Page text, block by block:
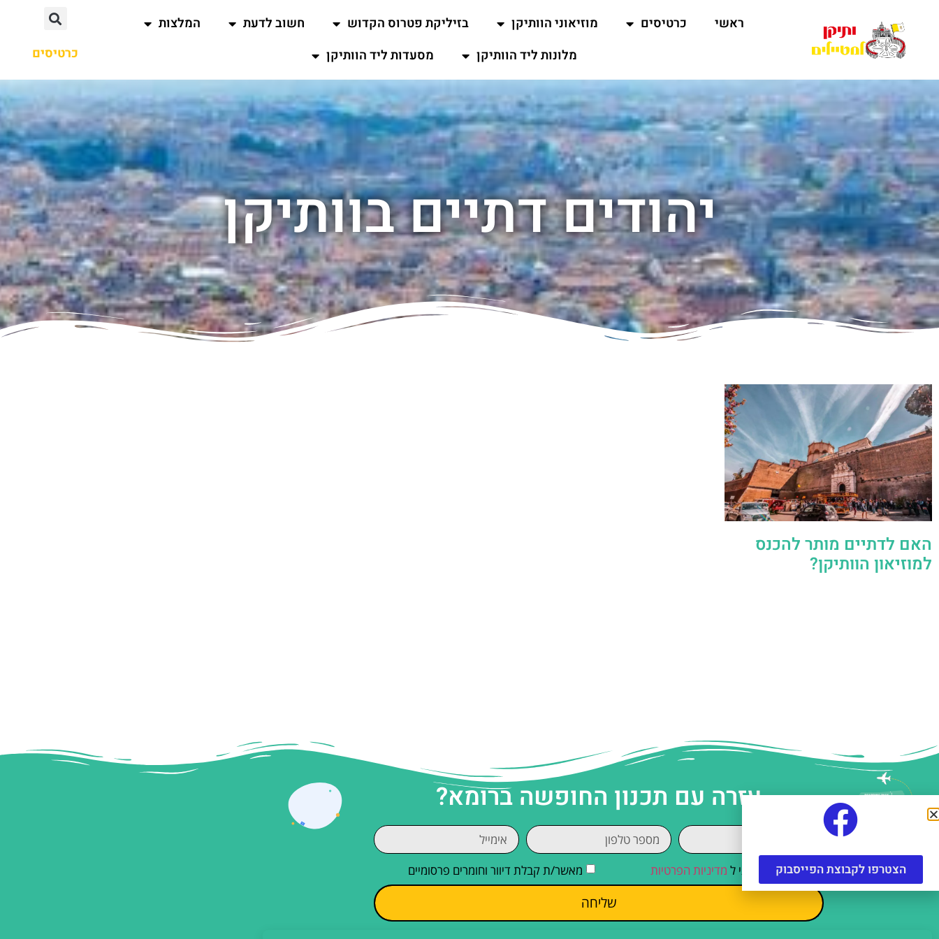
ראשי כרטיסים מוזיאוני הוותיקן בזיליקת פטרוס הקדוש חשוב לדעת
המלצות
מלונות ליד הוותיקן
מסעדות ליד הוותיקן כרטיסים
יהודים דתיים בוותיקן
האם לדתיים מותר להכנס
למוזיאון הוותיקן?
עזרה עם תכנון החופשה ברומא?
קראתי והסכמתי ל מדיניות הפרטיות מאשר/ת קבלת דיוור וחומרים פרסומיים
שליחה
הצטרפו לקבוצת הפייסבוק